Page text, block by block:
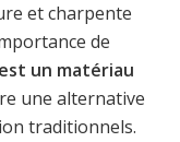
et charpente
de
un matériau
une alternative
traditionnels.